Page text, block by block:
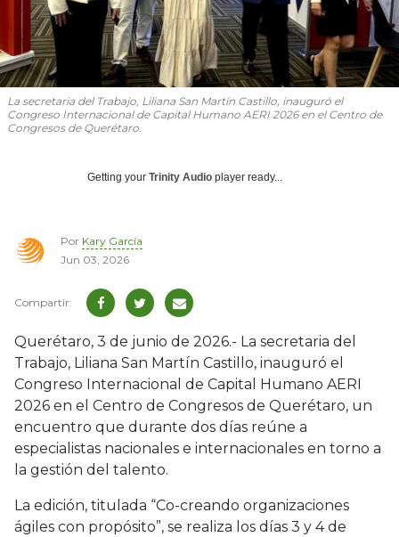
La secretaria del Trabajo, Liliana San Martín Castillo, inauguró el
Congreso Internacional de Capital Humano AERI 2026 en el Centro de
Congresos de Querétaro.
Getting your Trinity Audio player ready...
Por Kary García
Jun 03, 2026
Querétaro, 3 de junio de 2026.- La secretaria del
Trabajo, Liliana San Martín Castillo, inauguró el
Congreso Internacional de Capital Humano AERI
2026 en el Centro de Congresos de Querétaro, un
encuentro que durante dos días reúne a
especialistas nacionales e internacionales en torno a
la gestión del talento.
La edición, titulada “Co-creando organizaciones
ágiles con propósito”, se realiza los días 3 y 4 de